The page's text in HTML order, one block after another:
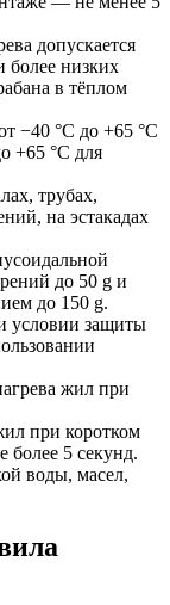
допускается
более низких
в тёплом
−40 °C до +65 °C
+65 °C для
трубах,
на эстакадах
до 50 g и
до 150 g.
условии защиты
жил при
при коротком
более 5 секунд.
воды, масел,